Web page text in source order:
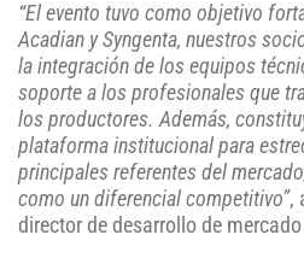
“El evento tuvo como objetivo
Acadian y Syngenta, nuestros
la integración de los equipos
soporte a los profesionales que
los productores. Además,
plataforma institucional para
principales referentes del
como un diferencial competitivo”,
director de desarrollo de